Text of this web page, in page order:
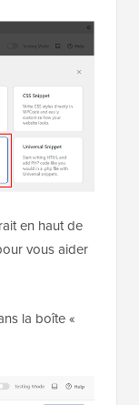
en haut de
vous aider
la boîte «